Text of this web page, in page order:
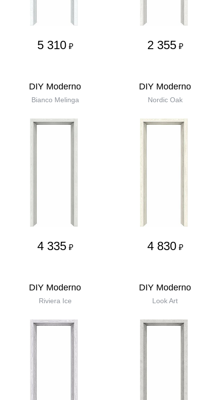
5 310 ₽ 2 355 ₽
DIY Moderno
Bianco Melinga
4 335 ₽
DIY Moderno
Nordic Oak
4 830 ₽
DIY Moderno
Riviera Ice
DIY Moderno
Look Art